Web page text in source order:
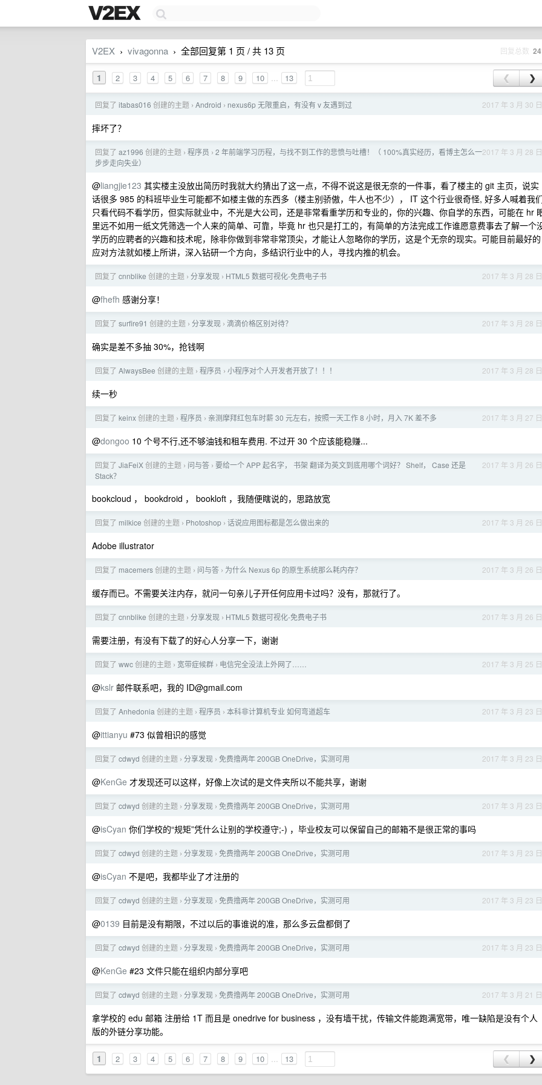
V2EX › vivagonna › 全部回复第 1 页 / 共 13 页 回复总数
1 2 3 4 5 6 7 8 9 10 ... 13 ❮ ❯
2017 年 3 月 30 日
回复了 itabas016 创建的主题 › Android › nexus6p 无限重启，有没有 v 友遇到过
摔坏了？
2017 年 3 月 28 日
回复了 az1996 创建的主题 › 程序员 › 2 年前端学习历程，与找不到工作的悲愤与吐槽！（ 100%真实经历，看博主怎么一
步步走向失业）
@liangjie123 其实楼主没放出简历时我就大约猜出了这一点，不得不说这是很无奈的一件事，看了楼主的 git 主页，说实
话很多 985 的科班毕业生可能都不如楼主做的东西多（楼主别骄傲，牛人也不少）， IT 这个行业很奇怪, 好多人喊着我
只看代码不看学历，但实际就业中，不光是大公司，还是非常看重学历和专业的，你的兴趣、你自学的东西，可能在 hr
里远不如用一纸文凭筛选一个人来的简单、可靠，毕竟 hr 也只是打工的，有简单的方法完成工作谁愿意费事去了解一个
学历的应聘者的兴趣和技术呢，除非你做到非常非常顶尖，才能让人忽略你的学历，这是个无奈的现实。可能目前最好的
应对方法就如楼上所讲，深入钻研一个方向，多结识行业中的人，寻找内推的机会。
2017 年 3 月 28 日
回复了 cnnblike 创建的主题 › 分享发现 › HTML5 数据可视化-免费电子书
@fhefh 感谢分享！
2017 年 3 月 28 日
回复了 surfire91 创建的主题 › 分享发现 › 滴滴价格区别对待？
确实是差不多抽 30%，抢钱啊
2017 年 3 月 28 日
回复了 AlwaysBee 创建的主题 › 程序员 › 小程序对个人开发者开放了！！！
续一秒
2017 年 3 月 27 日
回复了 keinx创建的主题 › 程序员 › 亲测摩拜红包车时薪 30 元左右，按照一天工作 8 小时，月入 7K 差不多
@dongoo 10 个号不行,还不够油钱和租车费用. 不过开 30 个应该能稳赚...
2017 年 3 月 26 日
回复了 JiaFeiX创建的主题 › 问与答 › 要给一个 APP 起名字， 书架 翻译为英文到底用哪个词好？ Shelf， Case 还是
Stack？
bookcloud ， bookdroid ， bookloft ，我随便瞎说的，思路放宽
2017 年 3 月 26 日
回复了 milkice 创建的主题 › Photoshop › 话说应用图标都是怎么做出来的
Adobe illustrator
2017 年 3 月 26 日
回复了 macemers创建的主题 › 问与答 › 为什么 Nexus 6p 的原生系统那么耗内存？
缓存而已。不需要关注内存，就问一句亲儿子开任何应用卡过吗？没有，那就行了。
2017 年 3 月 26 日
回复了 cnnblike 创建的主题 › 分享发现 › HTML5 数据可视化-免费电子书
需要注册，有没有下载了的好心人分享一下，谢谢
2017 年 3 月 25 日
回复了 wwc创建的主题 › 宽带症候群 › 电信完全没法上外网了……
@kslr 邮件联系吧，我的 ID@gmail.com
2017 年 3 月 23 日
回复了 Anhedonia 创建的主题 › 程序员 › 本科非计算机专业 如何弯道超车
@ittianyu #73 似曾相识的感觉
2017 年 3 月 23 日
回复了 cdwyd 创建的主题 › 分享发现 › 免费撸两年 200GB OneDrive，实测可用
@KenGe 才发现还可以这样，好像上次试的是文件夹所以不能共享，谢谢
2017 年 3 月 23 日
回复了 cdwyd 创建的主题 › 分享发现 › 免费撸两年 200GB OneDrive，实测可用
@isCyan 你们学校的“规矩”凭什么让别的学校遵守;-) ，毕业校友可以保留自己的邮箱不是很正常的事吗
2017 年 3 月 23 日
回复了 cdwyd 创建的主题 › 分享发现 › 免费撸两年 200GB OneDrive，实测可用
@isCyan 不是吧，我都毕业了才注册的
2017 年 3 月 23 日
回复了 cdwyd 创建的主题 › 分享发现 › 免费撸两年 200GB OneDrive，实测可用
@0139 目前是没有期限，不过以后的事谁说的准，那么多云盘都倒了
2017 年 3 月 23 日
回复了 cdwyd 创建的主题 › 分享发现 › 免费撸两年 200GB OneDrive，实测可用
@KenGe #23 文件只能在组织内部分享吧
2017 年 3 月 21 日
回复了 cdwyd 创建的主题 › 分享发现 › 免费撸两年 200GB OneDrive，实测可用
拿学校的 edu 邮箱 注册给 1T 而且是 onedrive for business ，没有墙干扰，传输文件能跑满宽带，唯一缺陷是没有个人
版的外链分享功能。
1 2 3 4 5 6 7 8 9 10 ... 13 ❮ ❯